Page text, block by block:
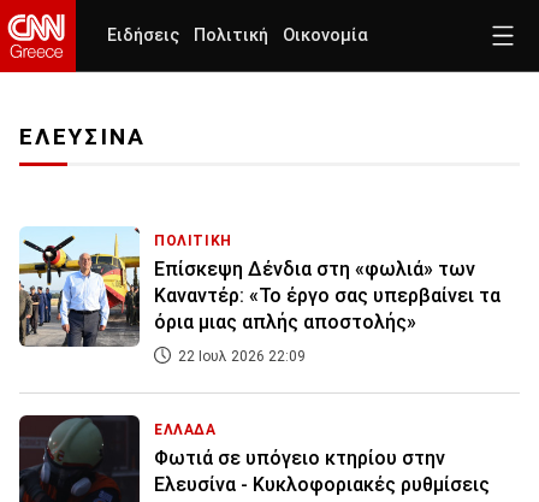
Ειδήσεις Πολιτική Οικονομία
ΕΛΕΥΣΙΝΑ
ΠΟΛΙΤΙΚΗ
Επίσκεψη Δένδια στη «φωλιά» των
Καναντέρ: «Το έργο σας υπερβαίνει τα
όρια μιας απλής αποστολής»
22 Ιουλ 2026 22:09
ΕΛΛΑΔΑ
Φωτιά σε υπόγειο κτηρίου στην
Ελευσίνα - Κυκλοφοριακές ρυθμίσεις